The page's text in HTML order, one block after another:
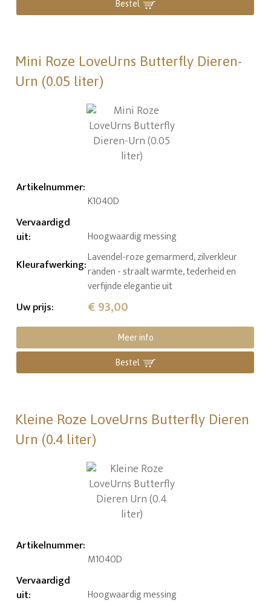
Bestel
Mini Roze LoveUrns Butterfly Dieren-
Urn (0.05 liter)
Artikelnummer:
K1040D
Vervaardigd
uit: Hoogwaardig messing
Kleurafwerking:Lavendel-roze gemarmerd, zilverkleur
randen - straalt warmte, tederheid en
verfijnde elegantie uit
Uw prijs: € 93,00
Meer info
Bestel
Kleine Roze LoveUrns Butterfly Dieren
Urn (0.4 liter)
Artikelnummer:
M1040D
Vervaardigd
uit: Hoogwaardig messing